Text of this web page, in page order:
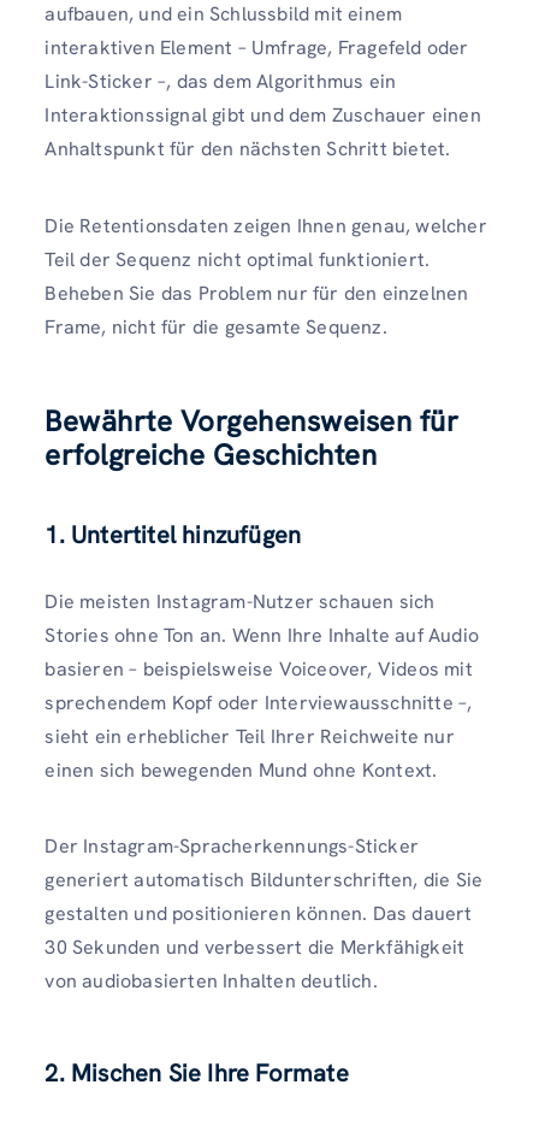
aufbauen, und ein Schlussbild mit einem
interaktiven Element – ​​Umfrage, Fragefeld oder
Link-Sticker –, das dem Algorithmus ein
Interaktionssignal gibt und dem Zuschauer einen
Anhaltspunkt für den nächsten Schritt bietet.
Die Retentionsdaten zeigen Ihnen genau, welcher
Teil der Sequenz nicht optimal funktioniert.
Beheben Sie das Problem nur für den einzelnen
Frame, nicht für die gesamte Sequenz.
Bewährte Vorgehensweisen für
erfolgreiche Geschichten
1. Untertitel hinzufügen
Die meisten Instagram-Nutzer schauen sich
Stories ohne Ton an. Wenn Ihre Inhalte auf Audio
basieren – beispielsweise Voiceover, Videos mit
sprechendem Kopf oder Interviewausschnitte –,
sieht ein erheblicher Teil Ihrer Reichweite nur
einen sich bewegenden Mund ohne Kontext.
Der Instagram-Spracherkennungs-Sticker
generiert automatisch Bildunterschriften, die Sie
gestalten und positionieren können. Das dauert
30 Sekunden und verbessert die Merkfähigkeit
von audiobasierten Inhalten deutlich.
2. Mischen Sie Ihre Formate